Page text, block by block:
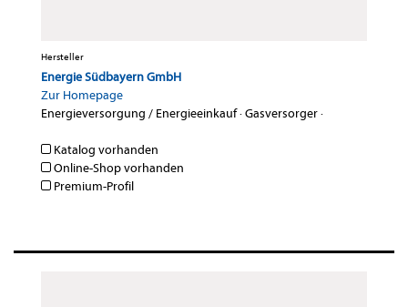
Hersteller
Energie Südbayern GmbH
Zur Homepage
Energieversorgung / Energieeinkauf·Gasversorger·
Katalog vorhanden
Online-Shop vorhanden
Premium-Profil